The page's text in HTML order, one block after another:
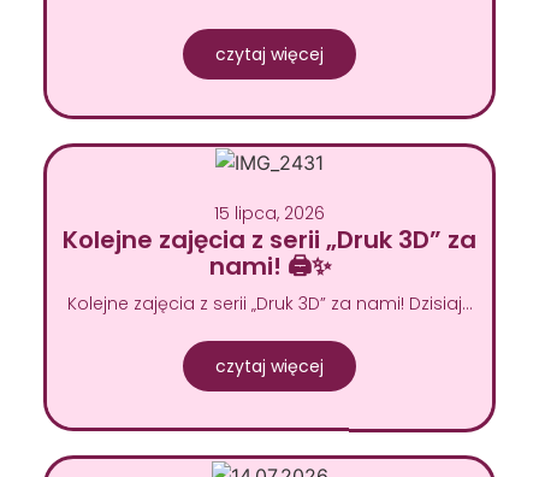
czytaj więcej
15 lipca, 2026
Kolejne zajęcia z serii „Druk 3D” za
nami! 🖨️✨
Kolejne zajęcia z serii „Druk 3D” za nami! Dzisiaj…
czytaj więcej